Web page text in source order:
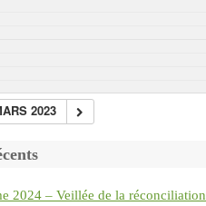
2023
2024 – Veillée de la réconciliation